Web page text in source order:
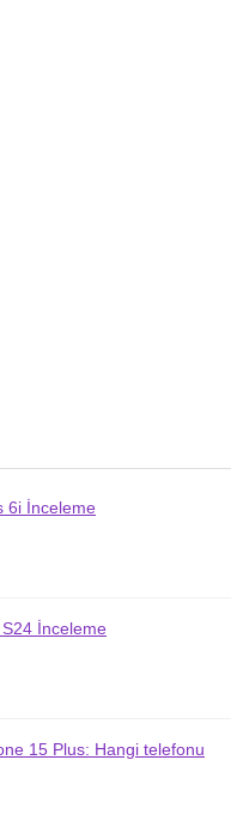
6i İnceleme
İnceleme
15 Plus: Hangi telefonu